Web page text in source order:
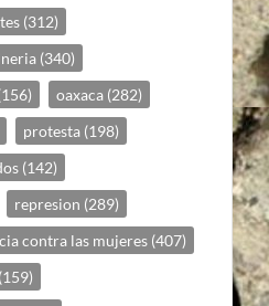
(312)
(340)
oaxaca (282)
protesta (198)
(142)
represion (289)
contra las mujeres (407)
(159)